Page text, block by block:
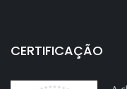
CERTIFICAÇÃO